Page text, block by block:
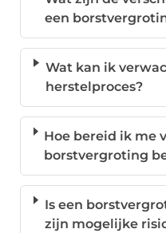
een
Wat kan ik
herstelproces?
Hoe bereid ik me
borstvergroting
Is een
zijn mogelijke